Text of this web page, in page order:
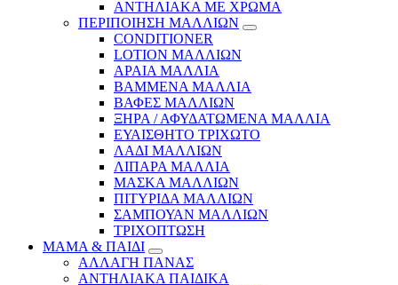
ΑΝΤΗΛΙΑΚΑ ΜΕ ΧΡΩΜΑ
ΠΕΡΙΠΟΙΗΣΗ ΜΑΛΛΙΩΝ
CONDITIONER
LOTION ΜΑΛΛΙΩΝ
ΑΡΑΙΑ ΜΑΛΛΙΑ
ΒΑΜΜΕΝΑ ΜΑΛΛΙΑ
ΒΑΦΕΣ ΜΑΛΛΙΩΝ
ΞΗΡΑ / ΑΦΥΔΑΤΩΜΕΝΑ ΜΑΛΛΙΑ
ΕΥΑΙΣΘΗΤΟ ΤΡΙΧΩΤΟ
ΛΑΔΙ ΜΑΛΛΙΩΝ
ΛΙΠΑΡΑ ΜΑΛΛΙΑ
ΜΑΣΚΑ ΜΑΛΛΙΩΝ
ΠΙΤΥΡΙΔΑ ΜΑΛΛΙΩΝ
ΣΑΜΠΟΥΑΝ ΜΑΛΛΙΩΝ
ΤΡΙΧΟΠΤΩΣΗ
ΜΑΜΑ & ΠΑΙΔΙ
ΑΛΛΑΓΗ ΠΑΝΑΣ
ΑΝΤΗΛΙΑΚΑ ΠΑΙΔΙΚΑ